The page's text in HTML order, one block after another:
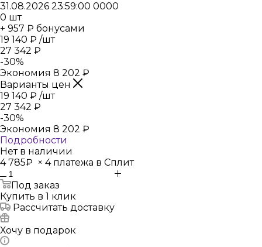
31.08.2026 23:59:00 0000
0 шт
+ 957 ₽ бонусами
19 140 ₽ /шт
27 342 ₽
-30%
Экономия 8 202 ₽
Варианты цен
19 140 ₽ /шт
27 342 ₽
-30%
Экономия 8 202 ₽
Подробности
Нет в наличии
4 785₽ × 4 платежа в Сплит
Под заказ
Купить в 1 клик
Рассчитать доставку
Хочу в подарок